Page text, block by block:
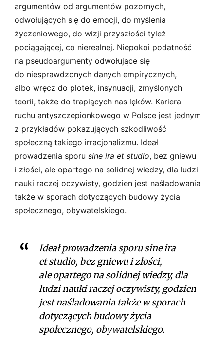
argumentów od argumentów pozornych,
odwołujących się do emocji, do myślenia
życzeniowego, do wizji przyszłości tyleż
pociągającej, co nierealnej. Niepokoi podatność
na pseudoargumenty odwołujące się
do niesprawdzonych danych empirycznych,
albo wręcz do plotek, insynuacji, zmyślonych
teorii, także do trapiących nas lęków. Kariera
ruchu antyszczepionkowego w Polsce jest jednym
z przykładów pokazujących szkodliwość
społeczną takiego irracjonalizmu. Ideał
prowadzenia sporu sine ira et studio, bez gniewu
i złości, ale opartego na solidnej wiedzy, dla ludzi
nauki raczej oczywisty, godzien jest naśladowania
także w sporach dotyczących budowy życia
społecznego, obywatelskiego.
Ideał prowadzenia sporusine ira
et studio, bez gniewu i złości,
ale opartego na solidnej wiedzy, dla
ludzi nauki raczej oczywisty, godzien
jest naśladowania także w sporach
dotyczących budowy życia
społecznego, obywatelskiego.